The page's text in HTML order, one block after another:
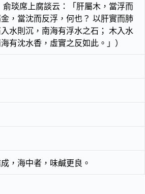
俞琰席上腐談云：「肝屬木，當浮而
，當沈而反浮，何也？ 以肝實而肺
水則沉，南海有浮水之石； 木入水
有沈水香，虛實之反如此。」）
，海中者，味鹹更良。